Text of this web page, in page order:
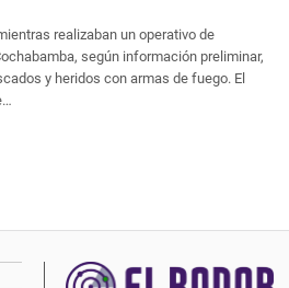
realizaban un operativo de
según información preliminar,
y heridos con armas de fuego. El